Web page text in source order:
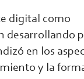
digital como
desarrollando
en los
y la